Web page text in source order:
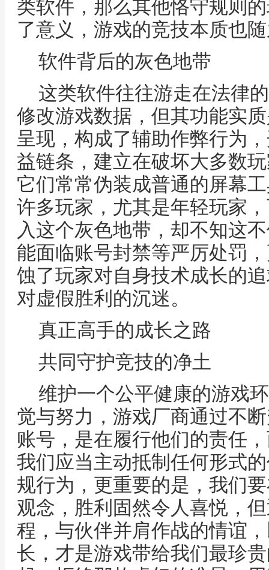
类软件，那么其他恪守规则
了意义，游戏的竞技本质也
软件背后的灰色地带
这类软件往往游走在法律
修改游戏数据，但其功能实
呈现，构成了辅助作弊行为
益链条，建立在破坏大多数
它们常常伪装成普通的屏幕
许多玩家，尤其是年轻玩家
入这个灰色地带，却不知这
能面临账号封禁等严厉处罚
蚀了玩家对自身技术成长的
对虚假胜利的沉迷。
真正高手的成长之路
共同守护竞技的净土
维护一个公平健康的游戏
觉与努力，游戏厂商通过不
账号，是在履行他们的责任
我们应当主动抵制任何形式
规行为，更重要的是，我们
观念，胜利固然令人喜悦，
程，与伙伴并肩作战的情谊
长，才是游戏带给我们最珍